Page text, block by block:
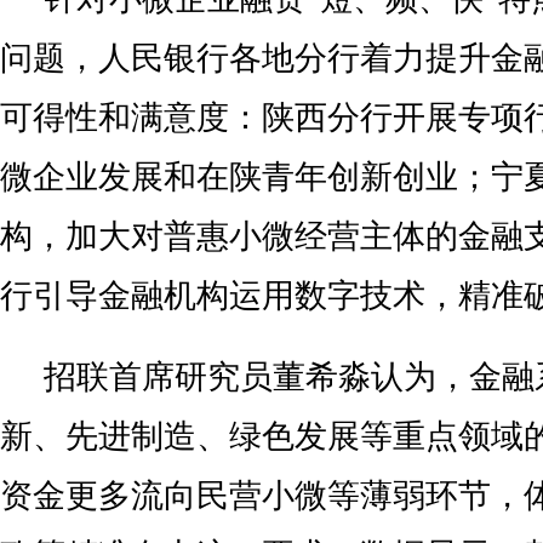
问题，人民银行各地分行着力提升金
可得性和满意度：陕西分行开展专项
微企业发展和在陕青年创新创业；宁
构，加大对普惠小微经营主体的金融
行引导金融机构运用数字技术，精准
招联首席研究员董希淼认为，金
新、先进制造、绿色发展等重点领域
资金更多流向民营小微等薄弱环节，